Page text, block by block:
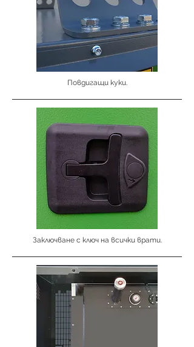
Повдигащи куки.
Заключване с ключ на всички врати.